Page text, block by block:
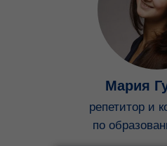
Мария
репетитор и
по